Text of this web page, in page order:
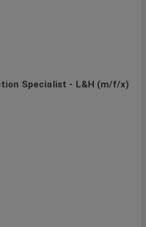
Specialist - L&H (m/f/x)